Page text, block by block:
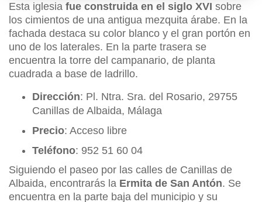
Esta iglesia fue construida en el siglo XVI sobre
los cimientos de una antigua mezquita árabe. En la
fachada destaca su color blanco y el gran portón en
uno de los laterales. En la parte trasera se
encuentra la torre del campanario, de planta
cuadrada a base de ladrillo.
Dirección: Pl. Ntra. Sra. del Rosario, 29755
Canillas de Albaida, Málaga
Precio: Acceso libre
Teléfono: 952 51 60 04
Siguiendo el paseo por las calles de Canillas de
Albaida, encontrarás la Ermita de San Antón. Se
encuentra en la parte baja del municipio y su